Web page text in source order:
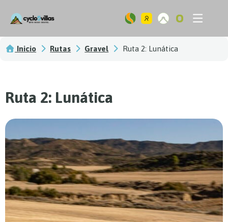
contenido
Flyout
Menu
Inicio Rutas Gravel Ruta 2: Lunática
Ruta 2: Lunática